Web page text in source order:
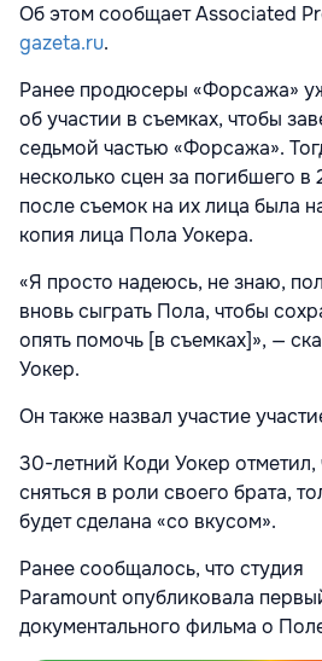
Об этом сообщает Associated
gazeta.ru.
Ранее продюсеры «Форсажа»
об участии в съемках, чтобы
седьмой частью «Форсажа».
несколько сцен за погибшего в
после съемок на их лица была
копия лица Пола Уокера.
«Я просто надеюсь, не знаю,
вновь сыграть Пола, чтобы
опять помочь [в съемках]», —
Уокер.
Он также назвал участие
30-летний Коди Уокер отметил,
сняться в роли своего брата,
будет сделана «со вкусом».
Ранее сообщалось, что студия
Paramountопубликовала
документального фильма о